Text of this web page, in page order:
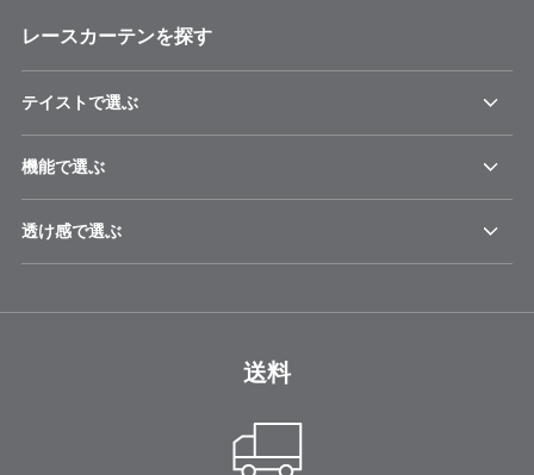
レースカーテンを探す
テイストで選ぶ
機能で選ぶ
透け感で選ぶ
送料